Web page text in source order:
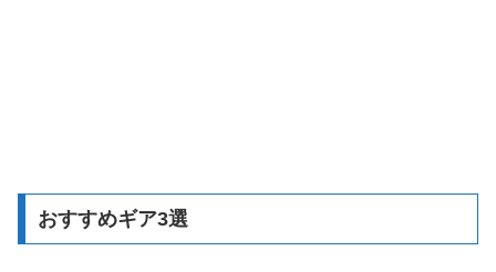
おすすめギア3選